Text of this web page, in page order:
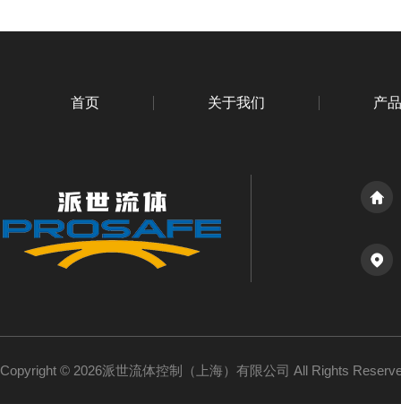
首页 关于我们 产
Copyright © 2026派世流体控制（上海）有限公司 All Rights